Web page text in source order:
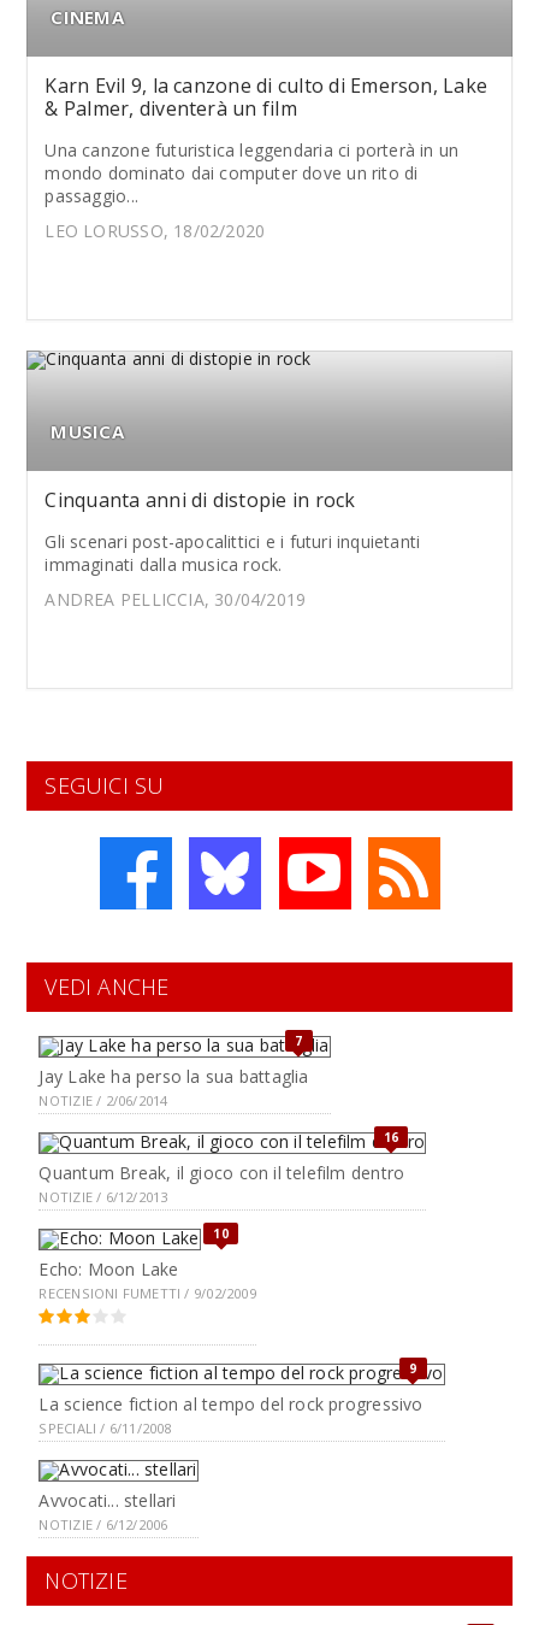
CINEMA
Karn Evil 9, la canzone di culto di Emerson, Lake
& Palmer, diventerà un film
Una canzone futuristica leggendaria ci porterà in un
mondo dominato dai computer dove un rito di
passaggio...
LEO LORUSSO, 18/02/2020
MUSICA
Cinquanta anni di distopie in rock
Gli scenari post-apocalittici e i futuri inquietanti
immaginati dalla musica rock.
ANDREA PELLICCIA, 30/04/2019
SEGUICI SU
VEDI ANCHE
7
Jay Lake ha perso la sua battaglia
NOTIZIE / 2/06/2014
16
Quantum Break, il gioco con il telefilm dentro
NOTIZIE / 6/12/2013
10
Echo: Moon Lake
RECENSIONI FUMETTI / 9/02/2009
9
La science fiction al tempo del rock progressivo
SPECIALI / 6/11/2008
Avvocati... stellari
NOTIZIE / 6/12/2006
NOTIZIE